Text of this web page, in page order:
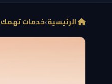
الرئيسية›خدمات تهمك